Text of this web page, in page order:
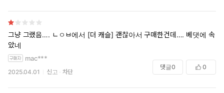
그냥 그랬음…. ㄴㅇㅂ에서 [더 캐슬] 괜찮아서 구매한건데…. 베댓에 속
았네
mac***
2025.04.01 신고 차단
댓글0 0